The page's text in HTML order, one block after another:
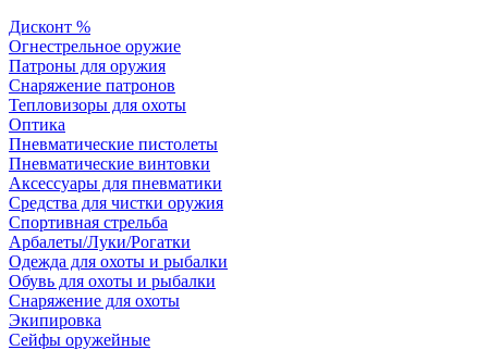
Дисконт %
Огнестрельное оружие
Патроны для оружия
Снаряжение патронов
Тепловизоры для охоты
Оптика
Пневматические пистолеты
Пневматические винтовки
Аксессуары для пневматики
Средства для чистки оружия
Спортивная стрельба
Арбалеты/Луки/Рогатки
Одежда для охоты и рыбалки
Обувь для охоты и рыбалки
Снаряжение для охоты
Экипировка
Сейфы оружейные